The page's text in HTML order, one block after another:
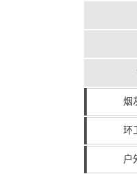
烟
环
户